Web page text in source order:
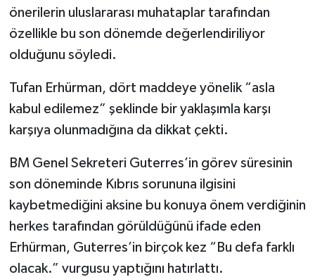
önerilerin uluslararası muhataplar tarafından
özellikle bu son dönemde değerlendiriliyor
olduğunu söyledi.
Tufan Erhürman, dört maddeye yönelik “asla
kabul edilemez” şeklinde bir yaklaşımla karşı
karşıya olunmadığına da dikkat çekti.
BM Genel Sekreteri Guterres’in görev süresinin
son döneminde Kıbrıs sorununa ilgisini
kaybetmediğini aksine bu konuya önem verdiğinin
herkes tarafından görüldüğünü ifade eden
Erhürman, Guterres’in birçok kez “Bu defa farklı
olacak.” vurgusu yaptığını hatırlattı.